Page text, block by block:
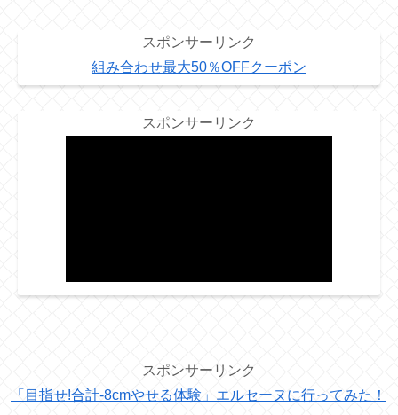
スポンサーリンク
組み合わせ最大50％OFFクーポン
スポンサーリンク
スポンサーリンク
「目指せ!合計-8cmやせる体験」エルセーヌに行ってみた！